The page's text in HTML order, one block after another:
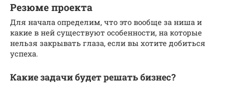
Резюме проекта
Для начала определим, что это вообще за ниша и
какие в ней существуют особенности, на которые
нельзя закрывать глаза, если вы хотите добиться
успеха.
Какие задачи будет решать бизнес?